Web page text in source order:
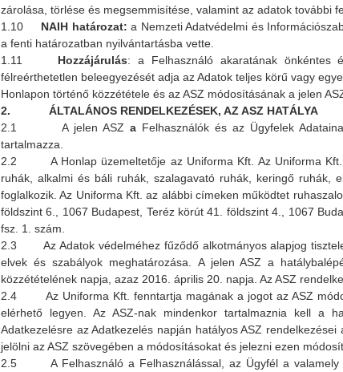
zárolása, törlése és megsemmisítése, valamint az adatok további
1.10 NAIH határozat: a Nemzeti Adatvédelmi és
a fenti határozatban nyilvántartásba vette.
1.11
Hozzájárulás: a Felhasználó akaratának önkéntes
félreérthetetlen beleegyezését adja az Adatok teljes körű vagy
Honlapon történő közzététele és az ASZ módosításának a jelen
2. ÁLTALÁNOS RENDELKEZÉSEK, AZ ASZ HATÁLYA
2.1 A jelen ASZ aFelhasználók és az Ügyfelek
tartalmazza.
2.2 A Honlap üzemeltetője az Uniforma Kft. Az Uniforma Kft.
ruhák, alkalmi és báli ruhák, szalagavató ruhák, keringő ruhák,
foglalkozik. Az Uniforma Kft. az alábbi címeken működtet
földszint 6., 1067 Budapest, Teréz körút 41. földszint 4., 1067
fsz. 1. szám.
2.3 Az Adatok védelméhez fűződő alkotmányos alapjog
elvek és szabályok meghatározása. A jelen ASZ a
közzétételének napja, azaz 2016. április 20. napja. Az ASZ
2.4
Az Uniforma Kft. fenntartja magának a jogot az ASZ
elérhető legyen. Az ASZ-nak mindenkor tartalmaznia kell a
Adatkezelésre az Adatkezelés napján hatályos ASZ
jelölni az ASZ szövegében a módosításokat és jelezni ezen
2.5 A Felhasználó a Felhasználással, az Ügyfél a valamely